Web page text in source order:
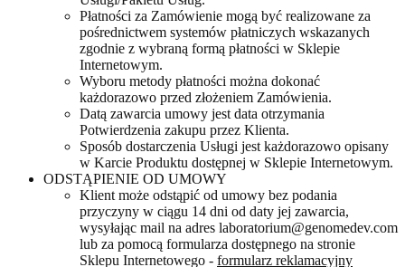
Płatności za Zamówienie mogą być realizowane za
pośrednictwem systemów płatniczych wskazanych
zgodnie z wybraną formą płatności w Sklepie
Internetowym.
Wyboru metody płatności można dokonać
każdorazowo przed złożeniem Zamówienia.
Datą zawarcia umowy jest data otrzymania
Potwierdzenia zakupu przez Klienta.
Sposób dostarczenia Usługi jest każdorazowo opisany
w Karcie Produktu dostępnej w Sklepie Internetowym.
ODSTĄPIENIE OD UMOWY
Klient może odstąpić od umowy bez podania
przyczyny w ciągu 14 dni od daty jej zawarcia,
wysyłając mail na adres laboratorium@genomedev.com
lub za pomocą formularza dostępnego na stronie
Sklepu Internetowego - formularz reklamacyjny